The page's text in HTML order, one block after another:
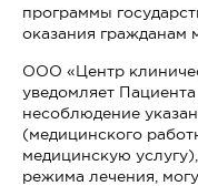
программы
оказания гражданам
ООО «Центр
уведомляет
несоблюдение
(медицинского
медицинскую
режима лечения,